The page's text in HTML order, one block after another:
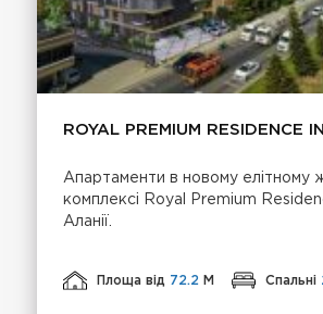
ROYAL PREMIUM RESIDENCE
Апартаменти в новому елітному
комплексі Royal Premium
Аланії.
Площа від 72.2 М Спальні